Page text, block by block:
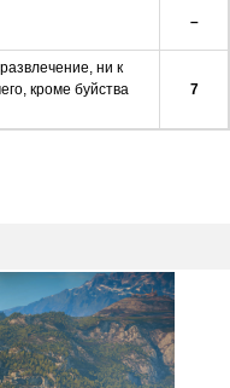
–
ни к
кроме буйства
7